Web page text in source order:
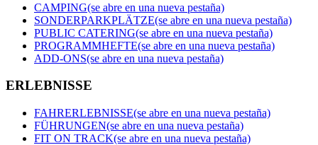
CAMPING(se abre en una nueva pestaña)
SONDERPARKPLÄTZE(se abre en una nueva pestaña)
PUBLIC CATERING(se abre en una nueva pestaña)
PROGRAMMHEFTE(se abre en una nueva pestaña)
ADD-ONS(se abre en una nueva pestaña)
ERLEBNISSE
FAHRERLEBNISSE(se abre en una nueva pestaña)
FÜHRUNGEN(se abre en una nueva pestaña)
FIT ON TRACK(se abre en una nueva pestaña)